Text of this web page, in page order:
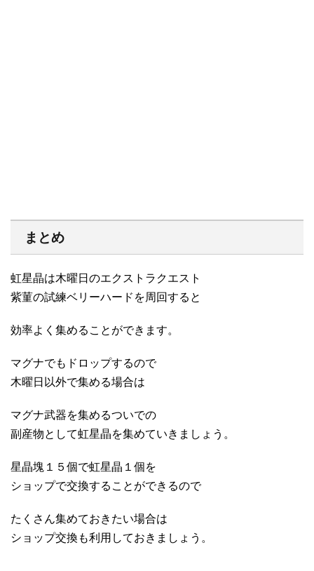
まとめ
虹星晶は木曜日のエクストラクエスト
紫菫の試練ベリーハードを周回すると
効率よく集めることができます。
マグナでもドロップするので
木曜日以外で集める場合は
マグナ武器を集めるついでの
副産物として虹星晶を集めていきましょう。
星晶塊１５個で虹星晶１個を
ショップで交換することができるので
たくさん集めておきたい場合は
ショップ交換も利用しておきましょう。